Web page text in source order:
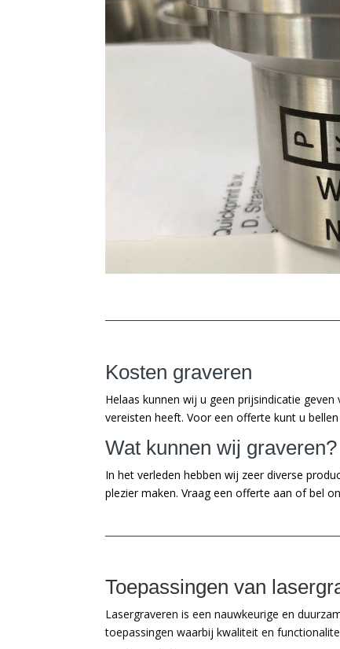
Kosten graveren
Helaas kunnen wij u geen prijsindicatie
vereisten heeft. Voor een offerte kunt u
Wat kunnen wij graveren?
In het verleden hebben wij zeer diverse
plezier maken. Vraag een offerte aan of bel
Toepassingen van
Lasergraveren is een nauwkeurige en
toepassingen waarbij kwaliteit en